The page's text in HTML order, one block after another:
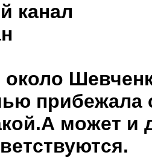
канал
прибежала
может и